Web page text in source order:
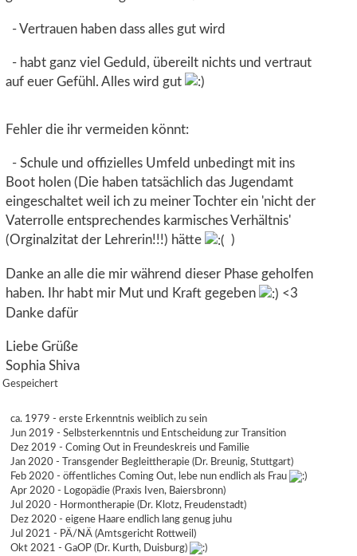
- Vertrauen haben dass alles gut wird
- habt ganz viel Geduld, übereilt nichts und vertraut
auf euer Gefühl. Alles wird gut
Fehler die ihr vermeiden könnt:
- Schule und offizielles Umfeld unbedingt mit ins
Boot holen (Die haben tatsächlich das Jugendamt
eingeschaltet weil ich zu meiner Tochter ein 'nicht der
Vaterrolle entsprechendes karmisches Verhältnis'
(Orginalzitat der Lehrerin!!!) hätte
)
Danke an alle die mir während dieser Phase geholfen
haben. Ihr habt mir Mut und Kraft gegeben
<3
Danke dafür
Liebe Grüße
Sophia Shiva
Gespeichert
ca. 1979 - erste Erkenntnis weiblich zu sein
Jun 2019 - Selbsterkenntnis und Entscheidung zur Transition
Dez 2019 - Coming Out in Freundeskreis und Familie
Jan 2020 - Transgender Begleittherapie (Dr. Breunig, Stuttgart)
Feb 2020 - öffentliches Coming Out, lebe nun endlich als Frau
Apr 2020 - Logopädie (Praxis Iven, Baiersbronn)
Jul 2020 - Hormontherapie (Dr. Klotz, Freudenstadt)
Dez 2020 - eigene Haare endlich lang genug juhu
Jul 2021 - PÄ/NÄ (Amtsgericht Rottweil)
Okt 2021 - GaOP (Dr. Kurth, Duisburg)